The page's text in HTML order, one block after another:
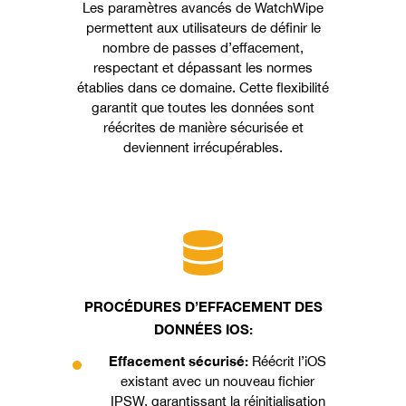
Les paramètres avancés de WatchWipe
permettent aux utilisateurs de définir le
nombre de passes d’effacement,
respectant et dépassant les normes
établies dans ce domaine. Cette flexibilité
garantit que toutes les données sont
réécrites de manière sécurisée et
deviennent irrécupérables.
PROCÉDURES D’EFFACEMENT DES
DONNÉES IOS:
Effacement sécurisé: Réécrit l’iOS
existant avec un nouveau fichier
IPSW, garantissant la réinitialisation